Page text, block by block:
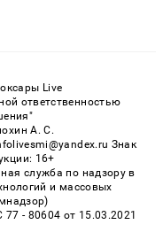
Live
ответственностью
А. С.
Знак
16+
служба по надзору в
и массовых
- 80604 от 15.03.2021